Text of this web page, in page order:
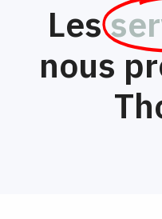
Les
nous